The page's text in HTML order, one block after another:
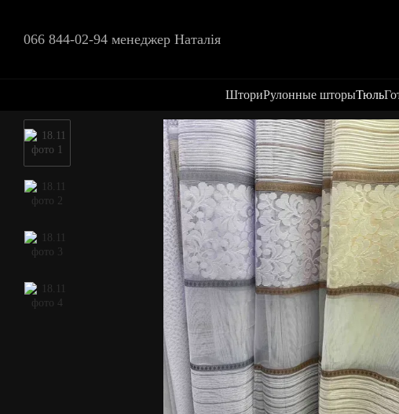
066 844-02-94 менеджер Наталія
ШториРулонные шторыТюль